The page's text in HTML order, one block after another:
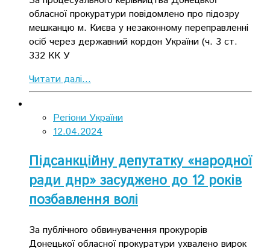
обласної прокуратури повідомлено про підозру
мешканцю м. Києва у незаконному переправленні
осіб через державний кордон України (ч. 3 ст.
332 КК У
Читати далі...
Регіони України
12.04.2024
Підсанкційну депутатку «народної
ради днр» засуджено до 12 років
позбавлення волі
За публічного обвинувачення прокурорів
Донецької обласної прокуратури ухвалено вирок